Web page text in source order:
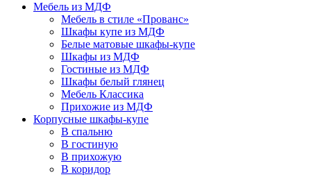
Мебель из МДФ
Мебель в стиле «Прованс»
Шкафы купе из МДФ
Белые матовые шкафы-купе
Шкафы из МДФ
Гостиные из МДФ
Шкафы белый глянец
Мебель Классика
Прихожие из МДФ
Корпусные шкафы-купе
В спальню
В гостиную
В прихожую
В коридор